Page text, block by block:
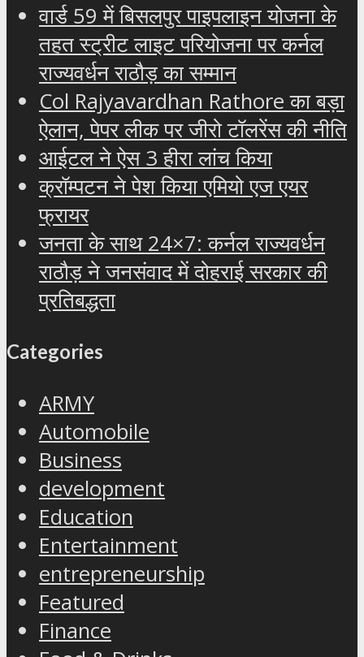
वार्ड 59 में बिसलपुर पाइपलाइन योजना के
तहत स्ट्रीट लाइट परियोजना पर कर्नल
राज्यवर्धन राठौड़ का सम्मान
Col Rajyavardhan Rathore का बड़ा
ऐलान, पेपर लीक पर जीरो टॉलरेंस की नीति
आईटल ने ऐस 3 हीरा लांच किया
क्रॉम्पटन ने पेश किया एमियो एज एयर
फ्रायर
जनता के साथ 24×7: कर्नल राज्यवर्धन
राठौड़ ने जनसंवाद में दोहराई सरकार की
प्रतिबद्धता
Categories
ARMY
Automobile
Business
development
Education
Entertainment
entrepreneurship
Featured
Finance